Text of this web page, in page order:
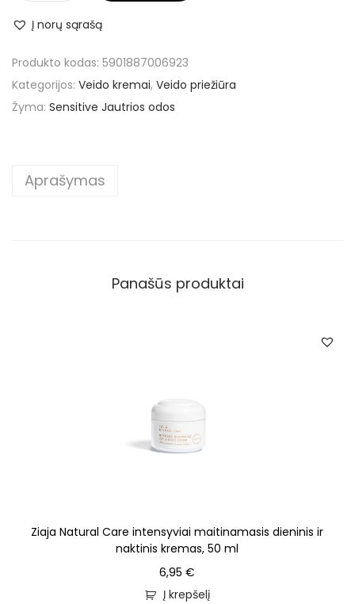
Į norų sąrašą
Produkto kodas: 5901887006923
Kategorijos: Veido kremai, Veido priežiūra
Žyma: Sensitive Jautrios odos
Aprašymas
Panašūs produktai
Ziaja Natural Care intensyviai maitinamasis dieninis ir
naktinis kremas, 50 ml
6,95€
Į krepšelį